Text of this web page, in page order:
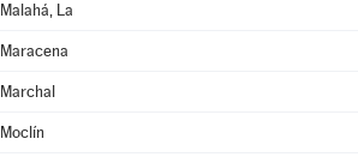
Malahá, La
Maracena
Marchal
Moclín